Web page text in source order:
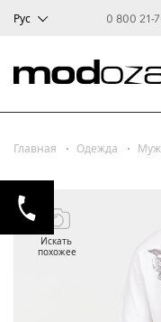
Рус 0 800 21-
Главная Одежда
Искать
похожее